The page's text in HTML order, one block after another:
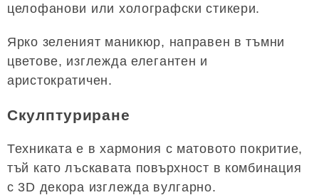
целофанови или холографски стикери.
Ярко зеленият маникюр, направен в тъмни
цветове, изглежда елегантен и
аристократичен.
Скулптуриране
Техниката е в хармония с матовото покритие,
тъй като лъскавата повърхност в комбинация
с 3D декора изглежда вулгарно.